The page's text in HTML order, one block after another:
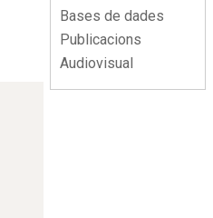
Bases de dades
Publicacions
Audiovisual